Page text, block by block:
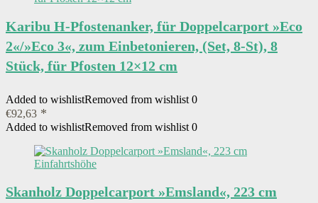
Karibu H-Pfostenanker, für Doppelcarport »Eco
2«/»Eco 3«, zum Einbetonieren, (Set, 8-St), 8
Stück, für Pfosten 12×12 cm
Added to wishlistRemoved from wishlist 0
€92,63
Added to wishlistRemoved from wishlist 0
Skanholz Doppelcarport »Emsland«, 223 cm